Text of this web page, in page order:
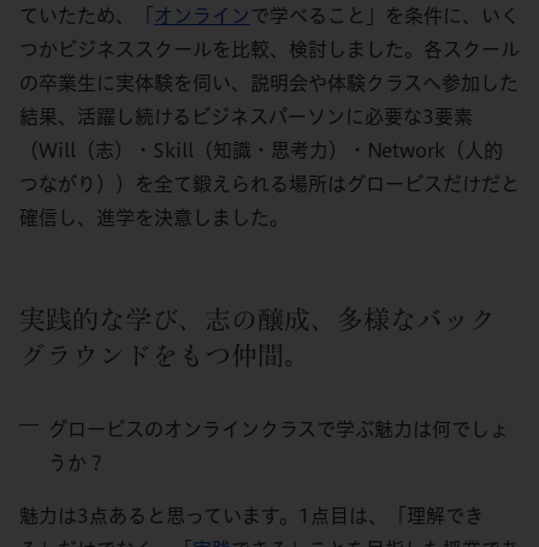
ていたため、「
オンライン で学べること」を条件に、いく
つかビジネススクールを比較、検討しました。各スクール
の卒業生に実体験を伺い、説明会や体験クラスへ参加した
結果、活躍し続けるビジネスパーソンに必要な3要素
（Will（志）・Skill（知識・思考力）・Network（人的
つながり））を全て鍛えられる場所はグロービスだけだと
確信し、進学を決意しました。
実践的な学び、志の醸成、多様なバック
グラウンドをもつ仲間。
グロービスのオンラインクラスで学ぶ魅力は何でしょ
うか？
魅力は3点あると思っています。1点目は、「理解でき